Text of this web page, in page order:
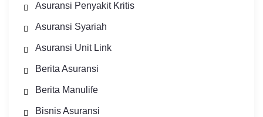
Asuransi Penyakit Kritis
Asuransi Syariah
Asuransi Unit Link
Berita Asuransi
Berita Manulife
Bisnis Asuransi